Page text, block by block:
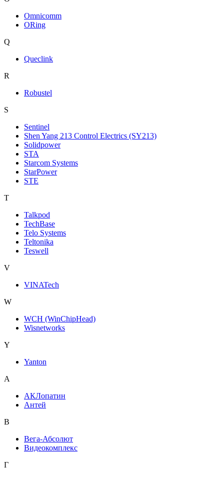
Omnicomm
ORing
Q
Queclink
R
Robustel
S
Sentinel
Shen Yang 213 Control Electrics (SY213)
Solidpower
STA
Starcom Systems
StarPower
STE
T
Talkpod
TechBase
Telo Systems
Teltonika
Teswell
V
VINATech
W
WCH (WinChipHead)
Wisnetworks
Y
Yanton
А
АКЛопатин
Антей
В
Вега-Абсолют
Видеокомплекс
Г